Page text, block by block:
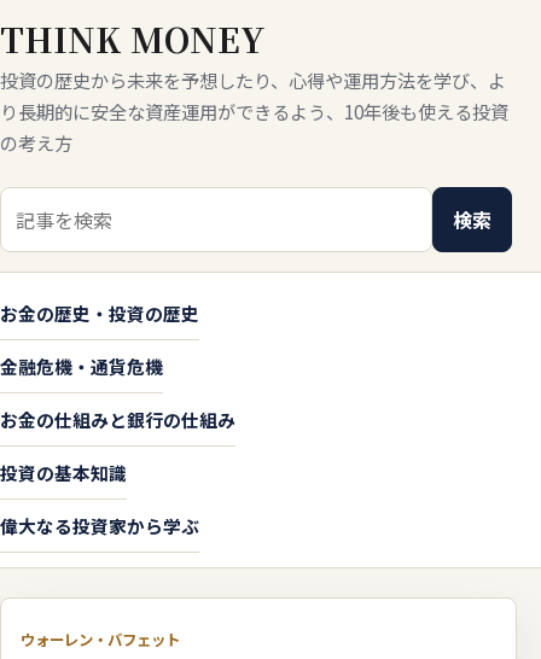
THINK MONEY
投資の歴史から未来を予想したり、心得や運用方法を学び、よ
り長期的に安全な資産運用ができるよう、10年後も使える投資
の考え方
検索キーワード
検索
お金の歴史・投資の歴史
金融危機・通貨危機
お金の仕組みと銀行の仕組み
投資の基本知識
偉大なる投資家から学ぶ
ウォーレン・バフェット